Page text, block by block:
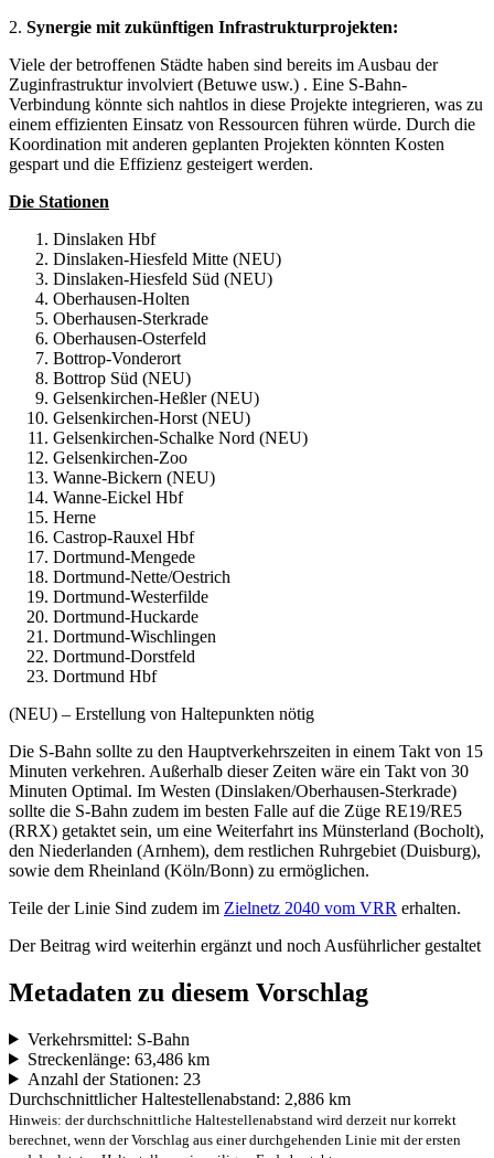
2. Synergie mit zukünftigen Infrastrukturprojekten:
Viele der betroffenen Städte haben sind bereits im Ausbau der
Zuginfrastruktur involviert (Betuwe usw.) . Eine S-Bahn-
Verbindung könnte sich nahtlos in diese Projekte integrieren, was zu
einem effizienten Einsatz von Ressourcen führen würde. Durch die
Koordination mit anderen geplanten Projekten könnten Kosten
gespart und die Effizienz gesteigert werden.
Die Stationen
Dinslaken Hbf
Dinslaken-Hiesfeld Mitte (NEU)
Dinslaken-Hiesfeld Süd (NEU)
Oberhausen-Holten
Oberhausen-Sterkrade
Oberhausen-Osterfeld
Bottrop-Vonderort
Bottrop Süd (NEU)
Gelsenkirchen-Heßler (NEU)
Gelsenkirchen-Horst (NEU)
Gelsenkirchen-Schalke Nord (NEU)
Gelsenkirchen-Zoo
Wanne-Bickern (NEU)
Wanne-Eickel Hbf
Herne
Castrop-Rauxel Hbf
Dortmund-Mengede
Dortmund-Nette/Oestrich
Dortmund-Westerfilde
Dortmund-Huckarde
Dortmund-Wischlingen
Dortmund-Dorstfeld
Dortmund Hbf
(NEU) – Erstellung von Haltepunkten nötig
Die S-Bahn sollte zu den Hauptverkehrszeiten in einem Takt von 15
Minuten verkehren. Außerhalb dieser Zeiten wäre ein Takt von 30
Minuten Optimal. Im Westen (Dinslaken/Oberhausen-Sterkrade)
sollte die S-Bahn zudem im besten Falle auf die Züge RE19/RE5
(RRX) getaktet sein, um eine Weiterfahrt ins Münsterland (Bocholt),
den Niederlanden (Arnhem), dem restlichen Ruhrgebiet (Duisburg),
sowie dem Rheinland (Köln/Bonn) zu ermöglichen.
Teile der Linie Sind zudem im Zielnetz 2040 vom VRR erhalten.
Der Beitrag wird weiterhin ergänzt und noch Ausführlicher gestaltet
Metadaten zu diesem Vorschlag
Verkehrsmittel: S-Bahn
Streckenlänge: 63,486 km
Anzahl der Stationen: 23
Durchschnittlicher Haltestellenabstand: 2,886 km
Hinweis: der durchschnittliche Haltestellenabstand wird derzeit nur korrekt
berechnet, wenn der Vorschlag aus einer durchgehenden Linie mit der ersten